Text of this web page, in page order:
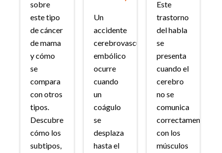
sobre
este tipo
de cáncer
de mama
y cómo
se
compara
con otros
tipos.
Descubre
cómo los
subtipos,
Un
accidente
cerebrovascular
embólico
ocurre
cuando
un
coágulo
se
desplaza
hasta el
Este
trastorno
del habla
se
presenta
cuando el
cerebro
no se
comunica
correctamente
con los
músculos